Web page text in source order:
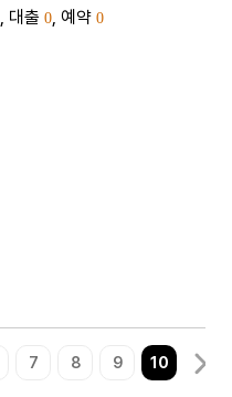
, 대출 0, 예약 0
7 8 9 10